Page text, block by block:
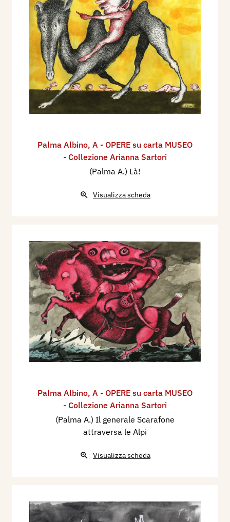
Palma Albino, A - OPERE su carta MUSEO
- Collezione Arianna Sartori
(Palma A.) Là!
Visualizza scheda
Palma Albino, A - OPERE su carta MUSEO
- Collezione Arianna Sartori
(Palma A.) Il generale Scarafone
attraversa le Alpi
Visualizza scheda